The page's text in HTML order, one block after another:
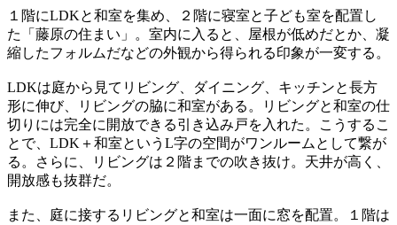
１階にLDKと和室を集め、２階に寝室と子ども室を配置し
た「藤原の住まい」。室内に入ると、屋根が低めだとか、凝
縮したフォルムだなどの外観から得られる印象が一変する。
LDKは庭から見てリビング、ダイニング、キッチンと長方
形に伸び、リビングの脇に和室がある。リビングと和室の仕
切りには完全に開放できる引き込み戸を入れた。こうするこ
とで、LDK＋和室というL字の空間がワンルームとして繋が
る。さらに、リビングは２階までの吹き抜け。天井が高く、
開放感も抜群だ。
また、庭に接するリビングと和室は一面に窓を配置。１階は